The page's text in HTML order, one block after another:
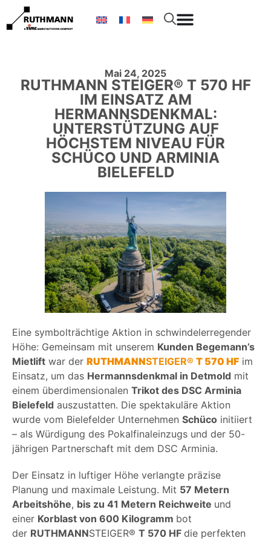
Mai 24, 2025
RUTHMANN STEIGER® T 570 HF
IM EINSATZ AM
HERMANNSDENKMAL:
UNTERSTÜTZUNG AUF
HÖCHSTEM NIVEAU FÜR
SCHÜCO UND ARMINIA
BIELEFELD
Eine symbolträchtige Aktion in schwindelerregender
Höhe: Gemeinsam mit unserem Kunden Begemann’s
Mietlift war der RUTHMANNSTEIGER® T 570 HF im
Einsatz, um das Hermannsdenkmal in Detmold mit
einem überdimensionalen Trikot des DSC Arminia
Bielefeld auszustatten. Die spektakuläre Aktion
wurde vom Bielefelder Unternehmen Schüco initiiert
– als Würdigung des Pokalfinaleinzugs und der 50-
jährigen Partnerschaft mit dem DSC Arminia.
Der Einsatz in luftiger Höhe verlangte präzise
Planung und maximale Leistung. Mit 57 Metern
Arbeitshöhe, bis zu 41 Metern Reichweite und
einer Korblast von 600 Kilogramm bot
der RUTHMANNSTEIGER® T 570 HF die perfekten